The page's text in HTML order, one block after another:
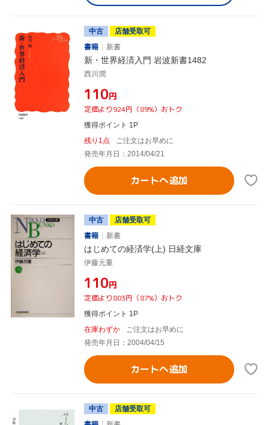
中古
店舗受取可
書籍
新書
新・世界経済入門 岩波新書1482
西川潤
¥110円
定価より924円（89%）おトク
獲得ポイント 1P
残り1点
ご注文はお早めに
発売年月日：2014/04/21
カートへ追加
中古
店舗受取可
書籍
新書
はじめての経済学(上) 日経文庫
伊藤元重
¥110円
定価より803円（87%）おトク
獲得ポイント 1P
在庫わずか
ご注文はお早めに
発売年月日：2004/04/15
カートへ追加
中古
店舗受取可